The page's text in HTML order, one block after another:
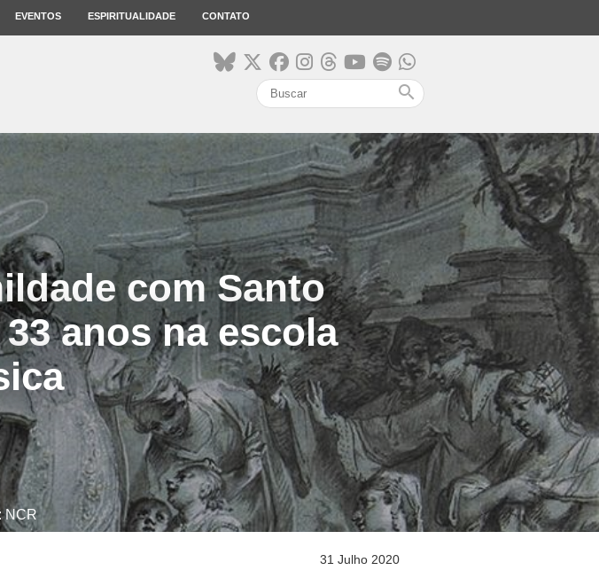
EVENTOS ESPIRITUALIDADE CONTATO
search
com Santo
anos na escola
NCR
31 Julho 2020